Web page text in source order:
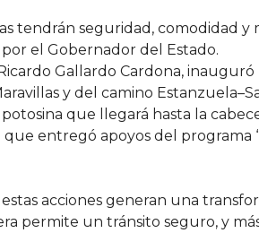
tendrán seguridad, comodidad y
el Gobernador del Estado.
Gallardo Cardona,
y del camino
que llegará hasta la
entregó apoyos del programa
acciones generan una
permite un tránsito seguro, y